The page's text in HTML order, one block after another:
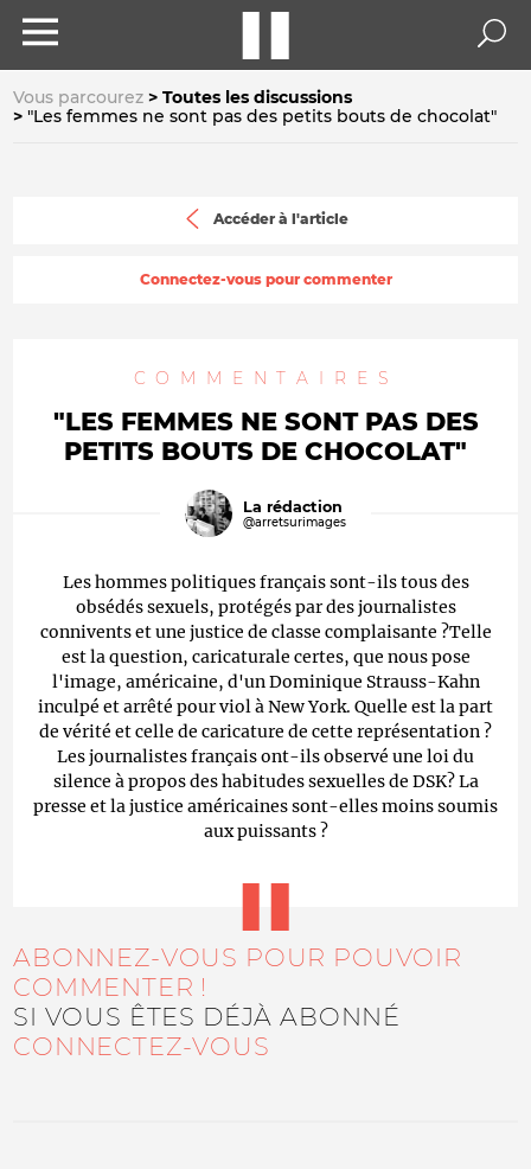
Vous parcourez
Toutes les discussions
"Les femmes ne sont pas des petits bouts de chocolat"
Accéder à l'article
Connectez-vous pour commenter
COMMENTAIRES
"LES FEMMES NE SONT PAS DES
PETITS BOUTS DE CHOCOLAT"
La rédaction
@arretsurimages
Les hommes politiques français sont-ils tous des
obsédés sexuels, protégés par des journalistes
connivents et une justice de classe complaisante ?Telle
est la question, caricaturale certes, que nous pose
l'image, américaine, d'un Dominique Strauss-Kahn
inculpé et arrêté pour viol à New York. Quelle est la part
de vérité et celle de caricature de cette représentation ?
Les journalistes français ont-ils observé une loi du
silence à propos des habitudes sexuelles de DSK? La
presse et la justice américaines sont-elles moins soumis
aux puissants ?
ABONNEZ-VOUS POUR POUVOIR
COMMENTER !
SI VOUS ÊTES DÉJÀ ABONNÉ
CONNECTEZ-VOUS